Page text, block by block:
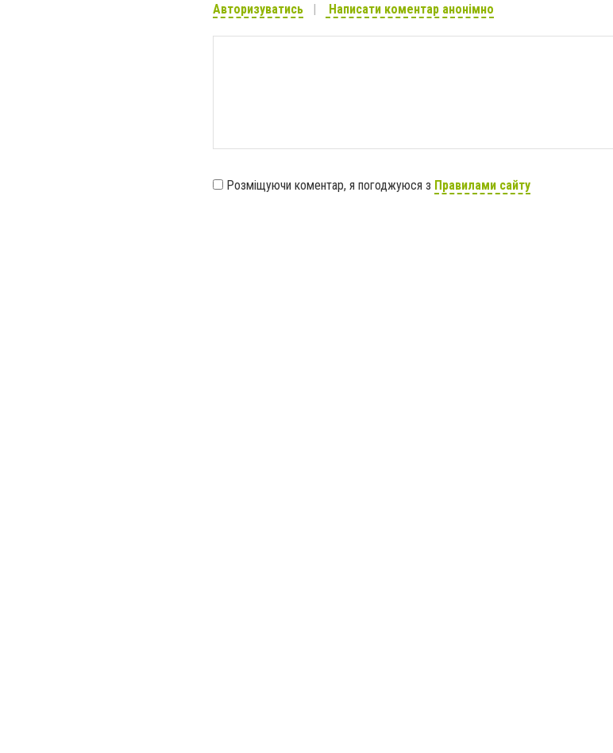
Авторизуватись Написати коментар анонімно
Розміщуючи коментар, я погоджуюся з Правилами сайту